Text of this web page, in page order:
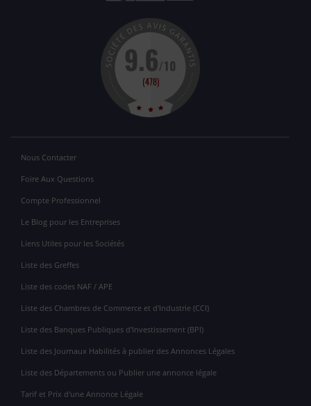
Nous Contacter
Foire Aux Questions
Compte Professionnel
Le Blog pour les Entreprises
Liens Utiles pour les Sociétés
Liste des Greffes
Liste des codes NAF / APE
Liste des Chambres de Commerce et d'Industrie (CCI)
Liste des Banques Publiques d'Investissement (BPI)
Liste des Journaux Habilités à publier des Annonces Légales
Liste des Départements ou Publier une annonce légale
Tarif et Prix d'une Annonce Légale